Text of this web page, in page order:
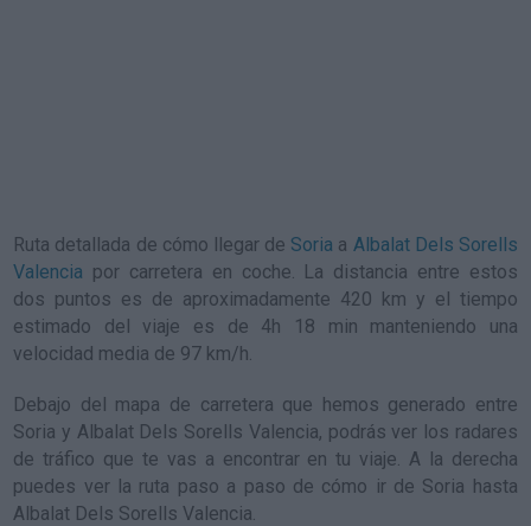
Ruta detallada de cómo llegar de Soria a Albalat Dels Sorells
Valencia por carretera en coche. La distancia entre estos
dos puntos es de aproximadamente 420 km y el tiempo
estimado del viaje es de 4h 18 min manteniendo una
velocidad media de 97 km/h.
Debajo del mapa de carretera que hemos generado entre
Soria y Albalat Dels Sorells Valencia, podrás ver los radares
de tráfico que te vas a encontrar en tu viaje. A la derecha
puedes ver la ruta paso a paso de cómo ir de Soria hasta
Albalat Dels Sorells Valencia.